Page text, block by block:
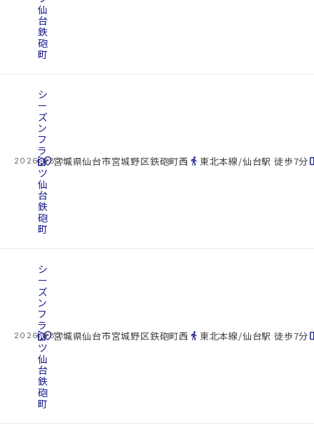
仙
台
鉄
砲
町
2026.08.09
cottage
シ
ー
ズ
ン
フ
ラ
ッ
ツ
仙
台
鉄
砲
町
location_on宮城県仙台市宮城野区鉄砲町西 directions_walk 東北本線/仙台駅 徒歩7分
2026.08.09
cottage
シ
ー
ズ
ン
フ
ラ
ッ
ツ
仙
台
鉄
砲
町
location_on宮城県仙台市宮城野区鉄砲町西 directions_walk 東北本線/仙台駅 徒歩7分